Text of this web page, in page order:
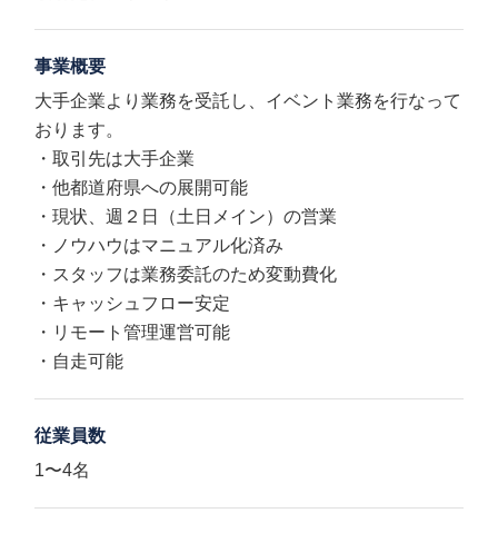
事業概要
大手企業より業務を受託し、イベント業務を行なって
おります。
・取引先は大手企業
・他都道府県への展開可能
・現状、週２日（土日メイン）の営業
・ノウハウはマニュアル化済み
・スタッフは業務委託のため変動費化
・キャッシュフロー安定
・リモート管理運営可能
・自走可能
従業員数
1〜4名